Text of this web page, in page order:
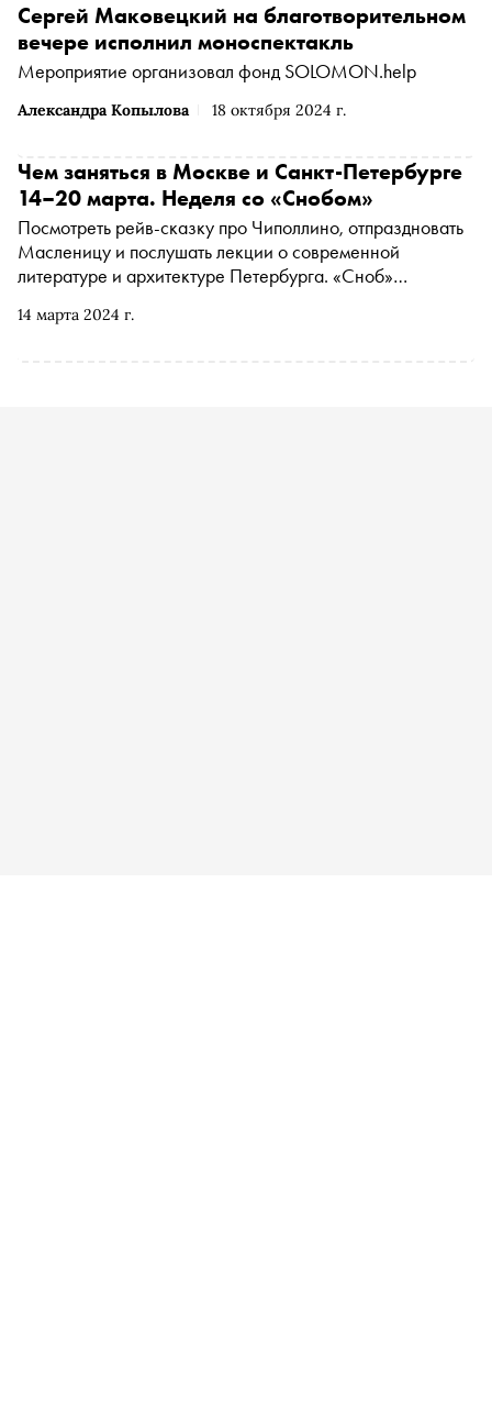
Александра Копылова 18 октября 2024 г.
Сергей Маковецкий на благотворительном
вечере исполнил моноспектакль
Мероприятие организовал фонд SOLOMON.help
14 марта 2024 г.
Чем заняться в Москве и Санкт-Петербурге
14–20 марта. Неделя со «Снобом»
Посмотреть рейв-сказку про Чиполлино, отпраздновать
Масленицу и послушать лекции о современной
литературе и архитектуре Петербурга. «Сноб»
ближайшей неделе